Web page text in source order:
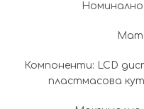
Номинално
Компоненти: LCD
пластмасова